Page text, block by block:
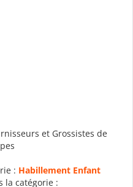
et Grossistes de
: Habillement Enfant
la catégorie :